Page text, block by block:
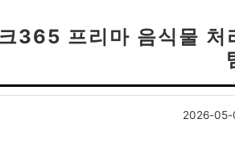
365 프리마 음식물
2026-05-